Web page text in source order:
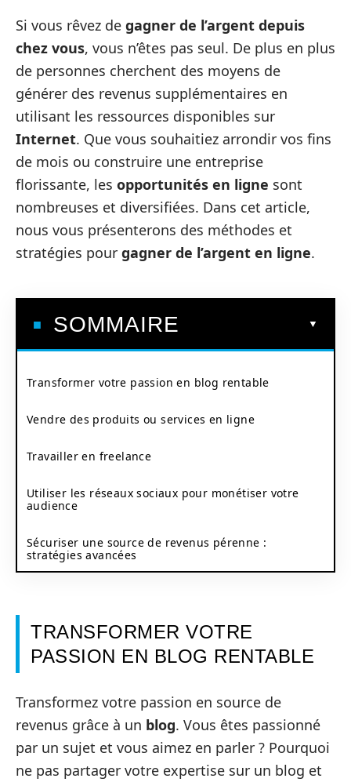
Si vous rêvez de gagner de l’argent depuis
chez vous, vous n’êtes pas seul. De plus en plus
de personnes cherchent des moyens de
générer des revenus supplémentaires en
utilisant les ressources disponibles sur
Internet. Que vous souhaitiez arrondir vos fins
de mois ou construire une entreprise
florissante, les opportunités en ligne sont
nombreuses et diversifiées. Dans cet article,
nous vous présenterons des méthodes et
stratégies pour gagner de l’argent en ligne.
SOMMAIRE
Transformer votre passion en blog rentable
Vendre des produits ou services en ligne
Travailler en freelance
Utiliser les réseaux sociaux pour monétiser votre
audience
Sécuriser une source de revenus pérenne :
stratégies avancées
TRANSFORMER VOTRE
PASSION EN BLOG RENTABLE
Transformez votre passion en source de
revenus grâce à un blog. Vous êtes passionné
par un sujet et vous aimez en parler ? Pourquoi
ne pas partager votre expertise sur un blog et